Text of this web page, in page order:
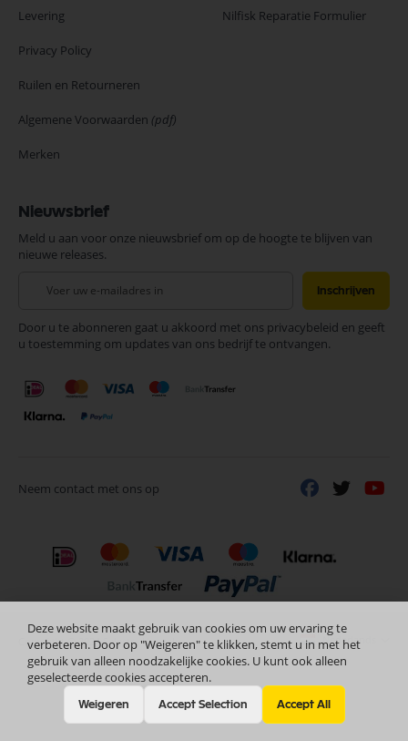
Levering
Privacy Policy
Ruilen en Retourneren
Algemene Voorwaarden (pdf)
Merken
Nilfisk Reparatie Formulier
Nieuwsbrief
Meld u aan voor onze nieuwsbrief om op de hoogte te blijven van
nieuwe releases.
onze
nieuwsbrief
Inschrijven
Door u te abonneren gaat u akkoord met ons privacybeleid en geeft
u toestemming om updates van ons bedrijf te ontvangen.
Neem contact met ons op
Deze website maakt gebruik van cookies om uw ervaring te
verbeteren. Door op "Weigeren" te klikken, stemt u in met het
gebruik van alleen noodzakelijke cookies. U kunt ook alleen
geselecteerde cookies accepteren.
Weigeren Accept Selection Accept All
Copyright © 2024 Selectra Hengelo Nederlands